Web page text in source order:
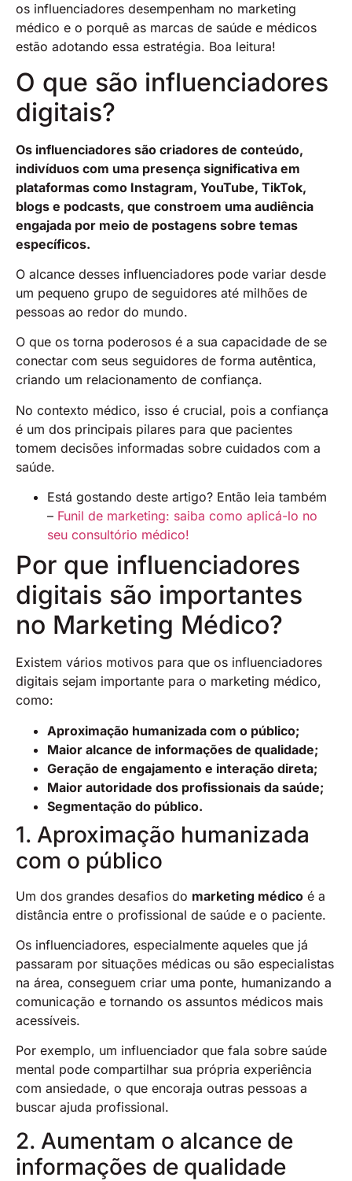
os influenciadores desempenham no marketing
médico e o porquê as marcas de saúde e médicos
estão adotando essa estratégia. Boa leitura!
O que são influenciadores
digitais?
Os influenciadores são criadores de conteúdo,
indivíduos com uma presença significativa em
plataformas como Instagram, YouTube, TikTok,
blogs e podcasts, que constroem uma audiência
engajada por meio de postagens sobre temas
específicos.
O alcance desses influenciadores pode variar desde
um pequeno grupo de seguidores até milhões de
pessoas ao redor do mundo.
O que os torna poderosos é a sua capacidade de se
conectar com seus seguidores de forma autêntica,
criando um relacionamento de confiança.
No contexto médico, isso é crucial, pois a confiança
é um dos principais pilares para que pacientes
tomem decisões informadas sobre cuidados com a
saúde.
Está gostando deste artigo? Então leia também
– Funil de marketing: saiba como aplicá-lo no
seu consultório médico!
Por que influenciadores
digitais são importantes
no Marketing Médico?
Existem vários motivos para que os influenciadores
digitais sejam importante para o marketing médico,
como:
Aproximação humanizada com o público;
Maior alcance de informações de qualidade;
Geração de engajamento e interação direta;
Maior autoridade dos profissionais da saúde;
Segmentação do público.
1. Aproximação humanizada
com o público
Um dos grandes desafios do marketing médico é a
distância entre o profissional de saúde e o paciente.
Os influenciadores, especialmente aqueles que já
passaram por situações médicas ou são especialistas
na área, conseguem criar uma ponte, humanizando a
comunicação e tornando os assuntos médicos mais
acessíveis.
Por exemplo, um influenciador que fala sobre saúde
mental pode compartilhar sua própria experiência
com ansiedade, o que encoraja outras pessoas a
buscar ajuda profissional.
2. Aumentam o alcance de
informações de qualidade